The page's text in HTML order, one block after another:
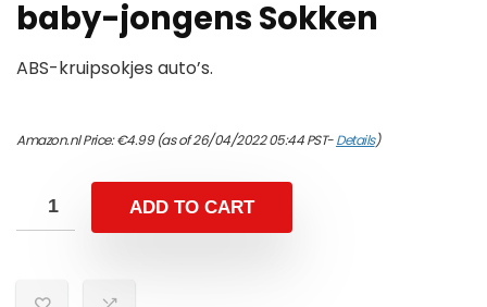
baby-jongens Sokken
ABS-kruipsokjes auto’s.
Amazon.nl Price:€4.99(as of 26/04/2022 05:44 PST-Details)
ADD TO CART